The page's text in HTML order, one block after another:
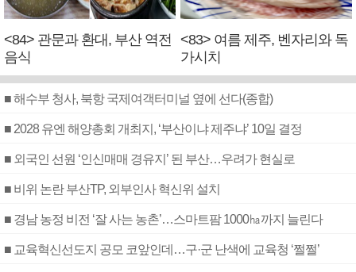
<84> 관문과 환대, 부산 역전
음식
<83> 여름 제주, 벤자리와 독
가시치
■ 해수부 청사, 북항 국제여객터미널 옆에 선다(종합)
■ 2028 유엔 해양총회 개최지, ‘부산이냐 제주냐’ 10일 결정
■ 외국인 선원 ‘인신매매 경유지’ 된 부산…우려가 현실로
■ 비위 논란 부산TP, 외부인사 혁신위 설치
■ 경남 농정 비전 ‘잘 사는 농촌’…스마트팜 1000㏊까지 늘린다
■ 교육혁신선도지 공모 코앞인데…구·군 난색에 교육청 ‘쩔쩔’